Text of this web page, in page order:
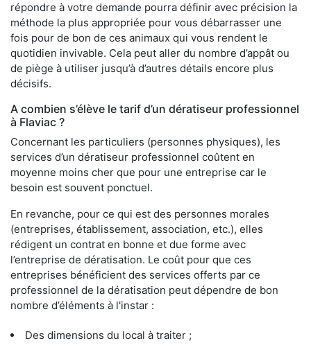
répondre à votre demande pourra définir avec précision la
méthode la plus appropriée pour vous débarrasser une
fois pour de bon de ces animaux qui vous rendent le
quotidien invivable. Cela peut aller du nombre d’appât ou
de piège à utiliser jusqu’à d’autres détails encore plus
décisifs.
A combien s’élève le tarif d’un dératiseur professionnel
à Flaviac ?
Concernant les particuliers (personnes physiques), les
services d’un dératiseur professionnel coûtent en
moyenne moins cher que pour une entreprise car le
besoin est souvent ponctuel.
En revanche, pour ce qui est des personnes morales
(entreprises, établissement, association, etc.), elles
rédigent un contrat en bonne et due forme avec
l’entreprise de dératisation. Le coût pour que ces
entreprises bénéficient des services offerts par ce
professionnel de la dératisation peut dépendre de bon
nombre d’éléments à l'instar :
Des dimensions du local à traiter ;